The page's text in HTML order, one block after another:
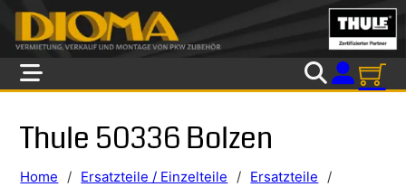
Skip to main content
Skip to footer
Thule 50336 Bolzen
Home / Ersatzteile / Einzelteile / Ersatzteile
/